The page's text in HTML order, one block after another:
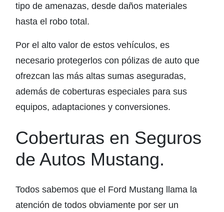
tipo de amenazas, desde daños materiales
hasta el robo total.
Por el alto valor de estos vehículos, es
necesario protegerlos con pólizas de auto que
ofrezcan las más altas sumas aseguradas,
además de coberturas especiales para sus
equipos, adaptaciones y conversiones.
Coberturas en Seguros
de Autos Mustang.
Todos sabemos que el Ford Mustang llama la
atención de todos obviamente por ser un